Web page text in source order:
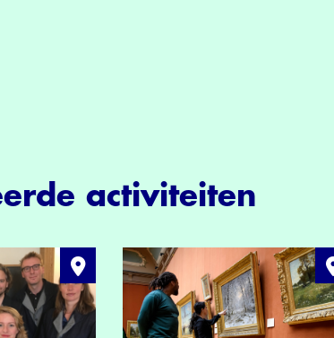
activiteiten